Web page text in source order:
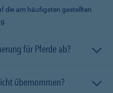
die am häufigsten gestellten
für Pferde ab?
übernommen?